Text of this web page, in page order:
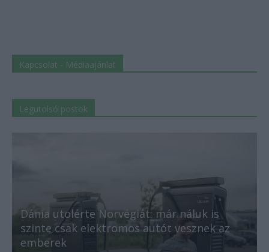
Kapcsolat - Médiaajánlat
Legutolsó postok
Dánia utolérte Norvégiát: már náluk is
szinte csak elektromos autót vesznek az
emberek